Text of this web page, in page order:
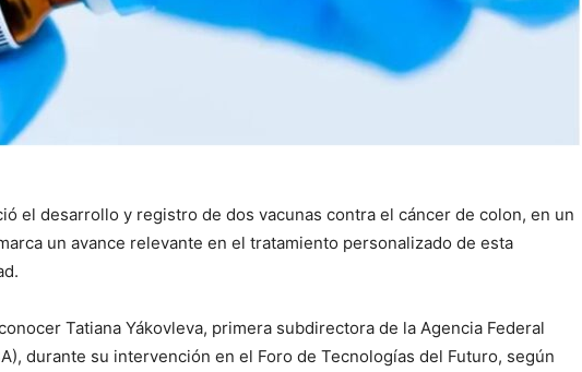
el desarrollo y registro de dos vacunas contra el cáncer de colon, en un
un avance relevante en el tratamiento personalizado de esta
Tatiana Yákovleva, primera subdirectora de la Agencia Federal
durante su intervención en el Foro de Tecnologías del Futuro, según